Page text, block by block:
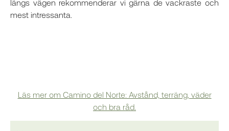
längs vägen rekommenderar vi gärna de vackraste och
mest intressanta.
Läs mer om Camino del Norte: Avstånd, terräng, väder
och bra råd.